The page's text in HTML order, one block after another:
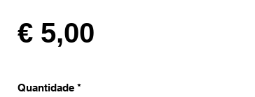
€ 5,00
Quantidade *